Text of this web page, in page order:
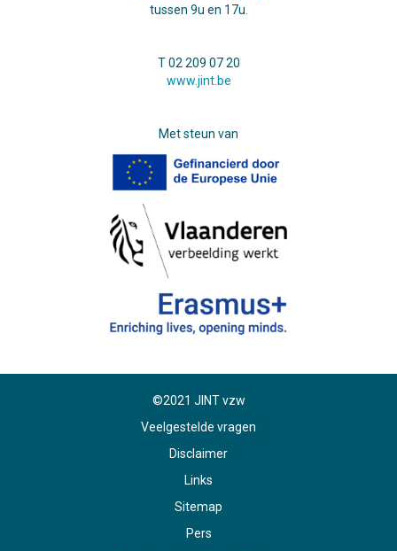
tussen 9u en 17u.
T 02 209 07 20
www.jint.be
Met steun van
©2021 JINT vzw
Veelgestelde vragen
Disclaimer
Links
Sitemap
Pers